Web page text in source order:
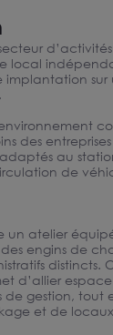
local
implantation
des
adaptés au
de
un atelier
engins de
distincts.
d’allier
de gestion, tout
et de locaux